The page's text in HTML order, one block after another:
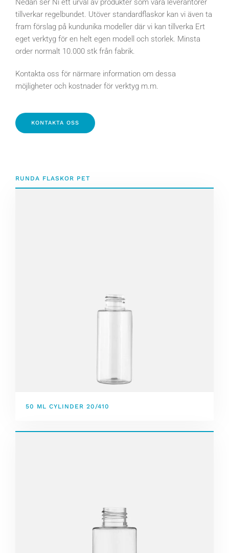
tillverkar regelbundet. Utöver standardflaskor kan vi även ta
fram förslag på kundunika modeller där vi kan tillverka Ert
eget verktyg för en helt egen modell och storlek. Minsta
order normalt 10.000 stk från fabrik.
Kontakta oss för närmare information om dessa
möjligheter och kostnader för verktyg m.m.
KONTAKTA OSS
RUNDA FLASKOR PET
50 ML CYLINDER 20/410